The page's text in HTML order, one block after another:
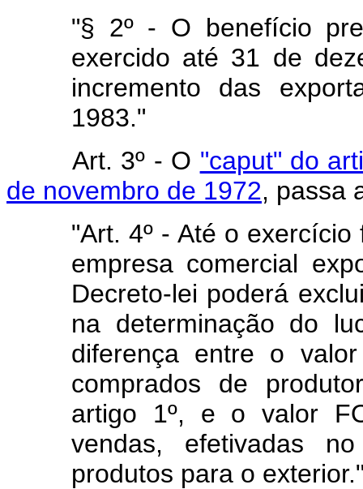
"§ 2º - O benefício
exercido até 31 de
incremento das
1983."
Art. 3º - O "caput" do
de novembro de 1972, passa
"Art. 4º - Até o
empresa comercial
Decreto-lei poderá
na determinação do
diferença entre o
comprados de
artigo 1º, e o valor
vendas, efetivadas
produtos para o